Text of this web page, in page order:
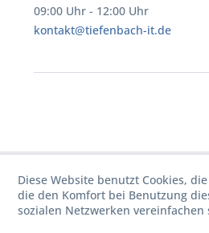
09:00 Uhr - 12:00 Uhr
kontakt@tiefenbach-it.de
Diese Website benutzt Cookies,
die den Komfort bei Benutzung
sozialen Netzwerken